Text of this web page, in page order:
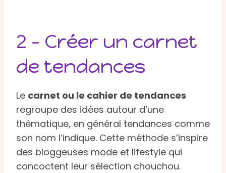
2 – Créer un carnet
de tendances
Le carnet ou le cahier de tendances
regroupe des idées autour d’une
thématique, en général tendances comme
son nom l’indique. Cette méthode s’inspire
des bloggeuses mode et lifestyle qui
concoctent leur sélection chouchou.